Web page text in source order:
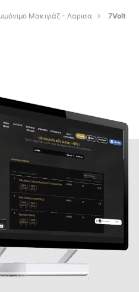
Μακιγιάζ - Λαρισα
7Volt